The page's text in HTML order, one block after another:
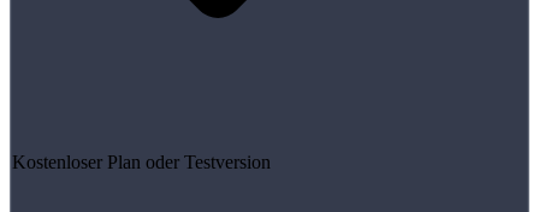
Kostenloser Plan oder Testversion